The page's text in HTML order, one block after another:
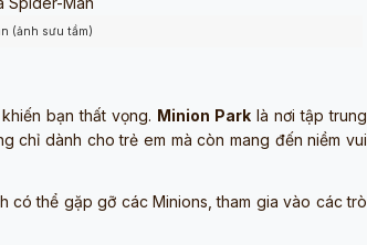
(ảnh sưu tầm)
bạn thất vọng. Minion Parklà nơi tập trung
chỉ dành cho trẻ em mà còn mang đến niềm vui
có thể gặp gỡ các Minions, tham gia vào các trò